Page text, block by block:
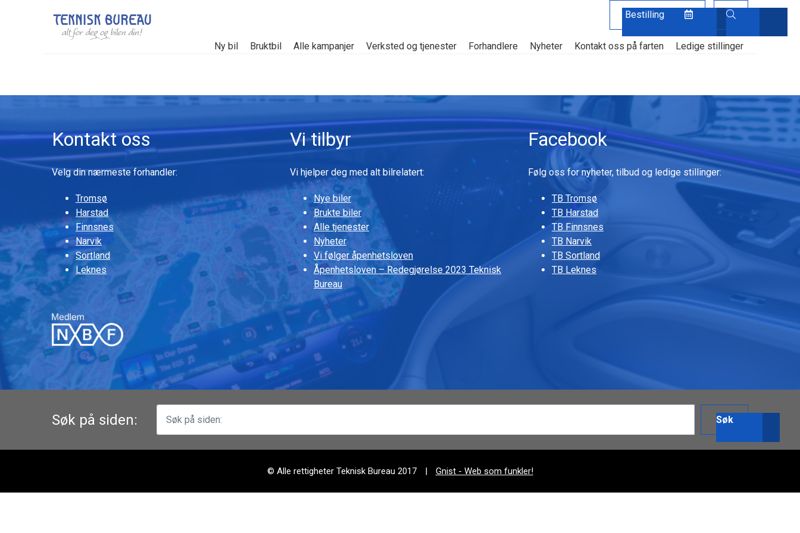
Bestilling
Ny bil Bruktbil Alle kampanjer Verksted og tjenester Forhandlere Nyheter Kontakt oss på farten Ledige stillinger
Kontakt oss
Velg din nærmeste forhandler:
Tromsø
Harstad
Finnsnes
Narvik
Sortland
Leknes
Vi tilbyr
Vi hjelper deg med alt bilrelatert:
Nye biler
Brukte biler
Alle tjenester
Nyheter
Vi følger åpenhetsloven
Åpenhetsloven – Redegjørelse 2023 Teknisk
Bureau
Facebook
Følg oss for nyheter, tilbud og ledige stillinger:
TB Tromsø
TB Harstad
TB Finnsnes
TB Narvik
TB Sortland
TB Leknes
Søk på siden: Søk
© Alle rettigheter Teknisk Bureau 2017 Gnist - Web som funkler!